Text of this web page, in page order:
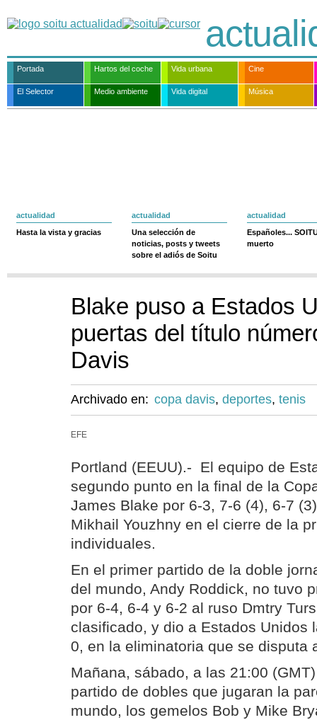
Portada Hartos del coche Vida urbana Cine
El Selector Medio ambiente Vida digital Música
actualidad
Hasta la vista y gracias
actualidad
Una selección de
noticias, posts y tweets
sobre el adiós de Soitu
actualidad
Españoles...
muerto
Blake puso a Estados
puertas del título
Davis
Archivado en: copa davis, deportes, tenis
EFE
Portland (EEUU).- El equipo de
segundo punto en la final de la
James Blake por 6-3, 7-6 (4), 6-7
Mikhail Youzhny en el cierre de la
individuales.
En el primer partido de la doble
del mundo, Andy Roddick, no tuvo
por 6-4, 6-4 y 6-2 al ruso Dmtry
clasificado, y dio a Estados Unidos
0, en la eliminatoria que se disputa
Mañana, sábado, a las 21:00
partido de dobles que jugaran la
mundo, los gemelos Bob y Mike